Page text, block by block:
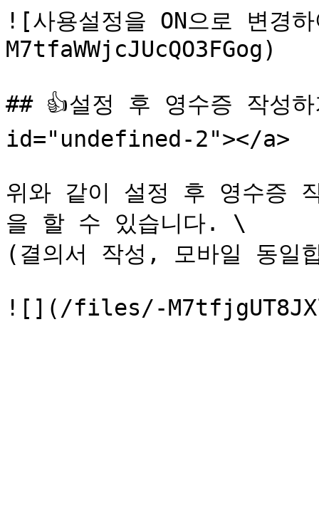
![사용설정을 ON으로 변
M7tfaWWjcJUcQO3FGog)
## 👍설정 후 영수증 작
id="undefined-2"></a>
위와 같이 설정 후 영수증
을 할 수 있습니다. \
(결의서 작성, 모바일 동일